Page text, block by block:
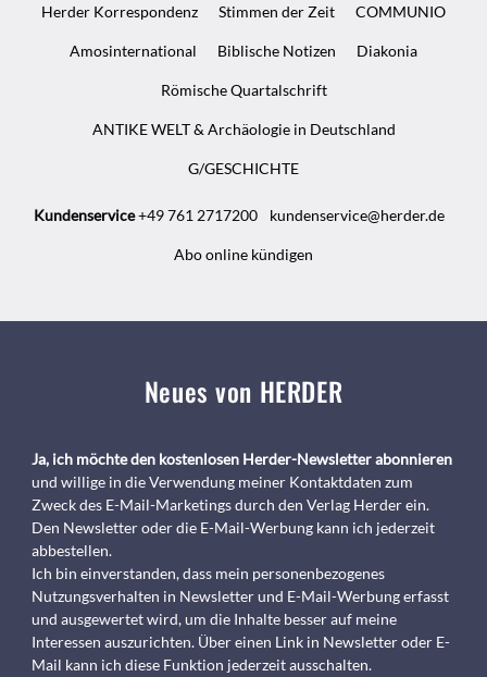
Herder Korrespondenz Stimmen der Zeit COMMUNIO
Amosinternational Biblische Notizen Diakonia
Römische Quartalschrift
ANTIKE WELT & Archäologie in Deutschland
G/GESCHICHTE
Kundenservice+49 761 2717200 kundenservice@herder.de
Abo online kündigen
Neues von HERDER
Ja, ich möchte den kostenlosen Herder-Newsletter abonnieren
und willige in die Verwendung meiner Kontaktdaten zum
Zweck des E-Mail-Marketings durch den Verlag Herder ein.
Den Newsletter oder die E-Mail-Werbung kann ich jederzeit
abbestellen.
Ich bin einverstanden, dass mein personenbezogenes
Nutzungsverhalten in Newsletter und E-Mail-Werbung erfasst
und ausgewertet wird, um die Inhalte besser auf meine
Interessen auszurichten. Über einen Link in Newsletter oder E-
Mail kann ich diese Funktion jederzeit ausschalten.